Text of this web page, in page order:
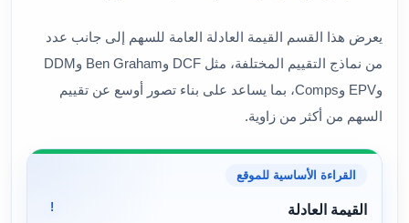
يعرض هذا القسم القيمة العادلة العامة للسهم إلى جانب عدد
من نماذج التقييم المختلفة، مثل DCF وBen Graham وDDM
وEPV وComps، بما يساعد على بناء تصور أوسع عن تقييم
السهم من أكثر من زاوية.
القراءة الأساسية للموقع
القيمة العادلة !